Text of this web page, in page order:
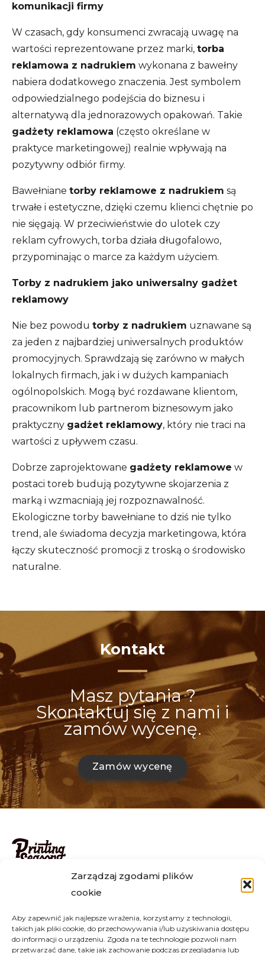
Zarządzaj zgodami plików
cookie
Aby zapewnić jak najlepsze wrażenia, korzystamy z technologii,
takich jak pliki cookie, do przechowywania i/lub uzyskiwania dostępu
do informacji o urządzeniu. Zgoda na te technologie pozwoli nam
przetwarzać dane, takie jak zachowanie podczas przeglądania lub
komunikacji firmy
W czasach, gdy konsumenci zwracają uwagę na
wartości reprezentowane przez marki, torba
reklamowa z nadrukiem wykonana z bawełny
nabiera dodatkowego znaczenia. Jest symbolem
odpowiedzialnego podejścia do biznesu i
alternatywą dla jednorazowych opakowań. Takie
gadżety reklamowa (często określane w
praktyce marketingowej) realnie wpływają na
pozytywny odbiór firmy.
Bawełniane torby reklamowe z nadrukiem są
trwałe i estetyczne, dzięki czemu klienci chętnie po
nie sięgają. W przeciwieństwie do ulotek czy
reklam cyfrowych, torba działa długofalowo,
przypominając o marce za każdym użyciem.
Torby z nadrukiem jako uniwersalny gadżet
reklamowy
Nie bez powodu torby z nadrukiem uznawane są
za jeden z najbardziej uniwersalnych produktów
promocyjnych. Sprawdzają się zarówno w małych
lokalnych firmach, jak i w dużych kampaniach
ogólnopolskich. Mogą być rozdawane klientom,
pracownikom lub partnerom biznesowym jako
praktyczny gadżet reklamowy, który nie traci na
wartości z upływem czasu.
Dobrze zaprojektowane gadżety reklamowe w
postaci toreb budują pozytywne skojarzenia z
marką i wzmacniają jej rozpoznawalność.
Ekologiczne torby bawełniane to dziś nie tylko
trend, ale świadoma decyzja marketingowa, która
łączy skuteczność promocji z troską o środowisko
naturalne.
Kontakt
Masz pytania ?
Skontaktuj się z nami i
zamów wycenę.
Zamów wycenę
Warszawie, Krakowie, Wrocławiu, Katowicach, Lublinie,
osobistego złożenia zamówienia u nas w Jakubowie.
Jeżeli masz jakiekolwiek pytania, skontaktuj się z nami